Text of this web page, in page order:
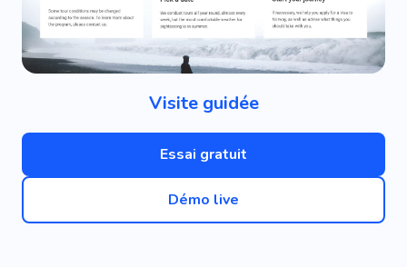
Visite guidée
Essai gratuit
Démo live